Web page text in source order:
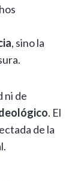
, sino la
ni de
. El
de la